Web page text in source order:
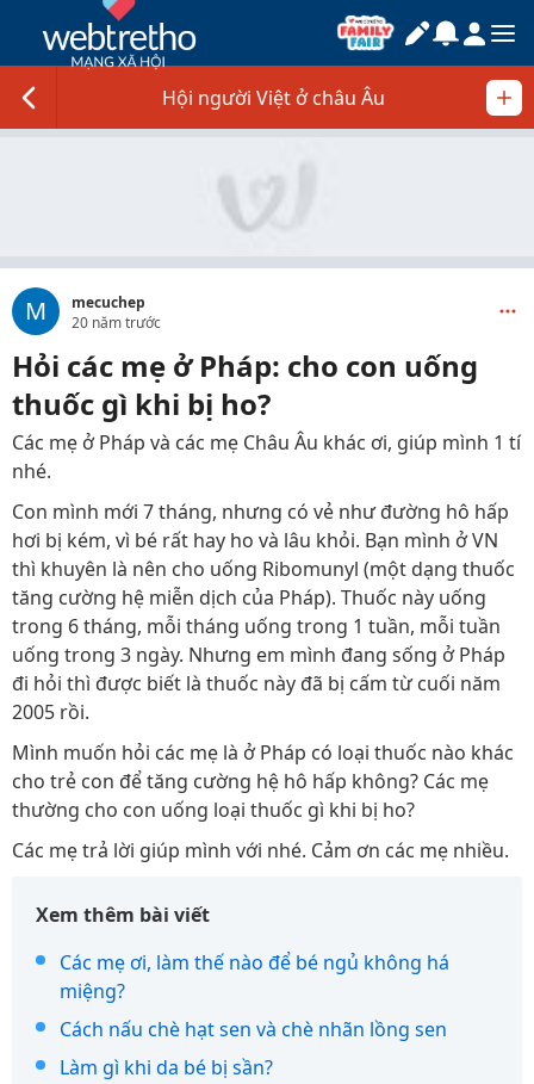
Hội người Việt ở châu Âu
M
mecuchep
20 năm trước
Hỏi các mẹ ở Pháp: cho con uống
thuốc gì khi bị ho?
Các mẹ ở Pháp và các mẹ Châu Âu khác ơi, giúp mình 1 tí
nhé.
Con mình mới 7 tháng, nhưng có vẻ như đường hô hấp
hơi bị kém, vì bé rất hay ho và lâu khỏi. Bạn mình ở VN
thì khuyên là nên cho uống Ribomunyl (một dạng thuốc
tăng cường hệ miễn dịch của Pháp). Thuốc này uống
trong 6 tháng, mỗi tháng uống trong 1 tuần, mỗi tuần
uống trong 3 ngày. Nhưng em mình đang sống ở Pháp
đi hỏi thì được biết là thuốc này đã bị cấm từ cuối năm
2005 rồi.
Mình muốn hỏi các mẹ là ở Pháp có loại thuốc nào khác
cho trẻ con để tăng cường hệ hô hấp không? Các mẹ
thường cho con uống loại thuốc gì khi bị ho?
Các mẹ trả lời giúp mình với nhé. Cảm ơn các mẹ nhiều.
Xem thêm bài viết
Các mẹ ơi, làm thế nào để bé ngủ không há
miệng?
Cách nấu chè hạt sen và chè nhãn lồng sen
Làm gì khi da bé bị sần?